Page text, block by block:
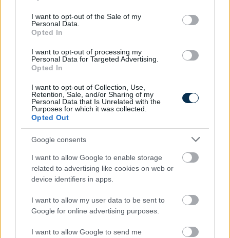
use your data for below specified purposes in below Google
consent section.
I want to opt-out of the Sale of my
Personal Data.
Opted In
I want to opt-out of processing my
Personal Data for Targeted Advertising.
Opted In
I want to opt-out of Collection, Use,
Retention, Sale, and/or Sharing of my
Personal Data that Is Unrelated with the
Purposes for which it was collected.
Opted Out
Google consents
I want to allow Google to enable storage
related to advertising like cookies on web or
device identifiers in apps.
I want to allow my user data to be sent to
Google for online advertising purposes.
I want to allow Google to send me
És ezeket kiszámoltad már?